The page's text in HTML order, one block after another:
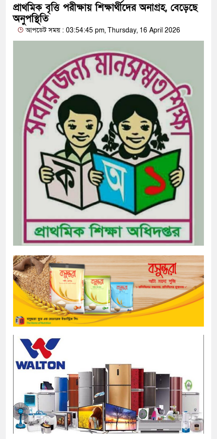
প্রাথমিক বৃত্তি পরীক্ষায় শিক্ষার্থীদের অনাগ্রহ, বেড়েছে
অনুপস্থিতি
আপডেট সময় : 03:54:45 pm, Thursday, 16 April 2026